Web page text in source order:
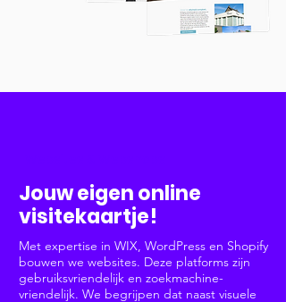
Jouw eigen online
visitekaartje!
Met expertise in WIX, WordPress en Shopify
bouwen we websites. Deze platforms zijn
gebruiksvriendelijk en zoekmachine-
vriendelijk. We begrijpen dat naast visuele